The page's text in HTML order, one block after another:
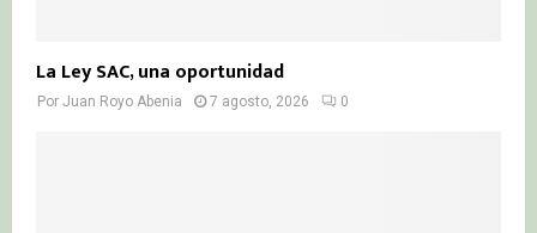
La Ley SAC, una oportunidad
Por Juan Royo Abenia 7 agosto, 2026 0